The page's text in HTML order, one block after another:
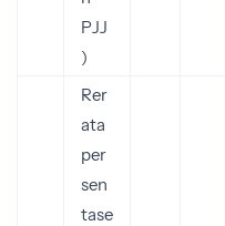
PJJ
)
Rer
ata
per
sen
tase